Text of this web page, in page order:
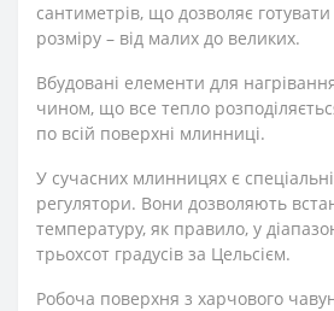
сантиметрів, що дозволяє
розміру – від малих до великих.
Вбудовані елементи для
чином, що все тепло
по всій поверхні млинниці.
У сучасних млинницях є
регулятори. Вони дозволяють
температуру, як правило, у
трьохсот градусів за Цельсієм.
Робоча поверхня з харчового